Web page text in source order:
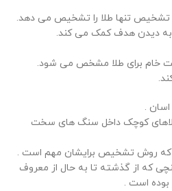
تشخیص تنها طلا را تشخیص می دهد.
خام برای طلا مشخص می شود.
.
کوچک داخل سنگ های سخت
روش تشخیص برایشان مهم است .
کویل جست و جوی ۶ تا ۱۰ اینچی که از گذشته تا به حال از معروف
بوده است .